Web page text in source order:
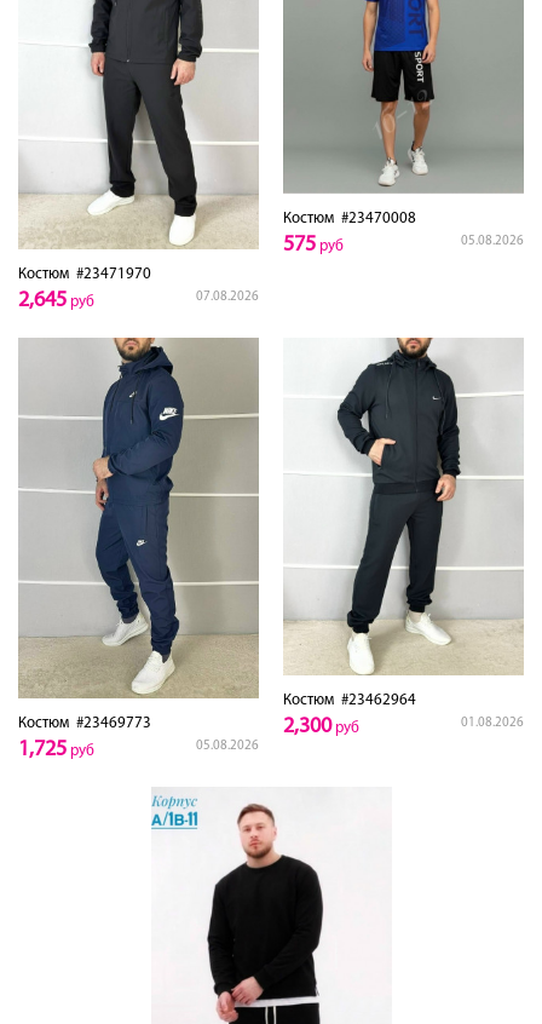
Костюм #23471970
07.08.2026
2,645 руб
Костюм #23470008
05.08.2026
575 руб
Костюм #23469773
05.08.2026
1,725 руб
Костюм #23462964
01.08.2026
2,300руб